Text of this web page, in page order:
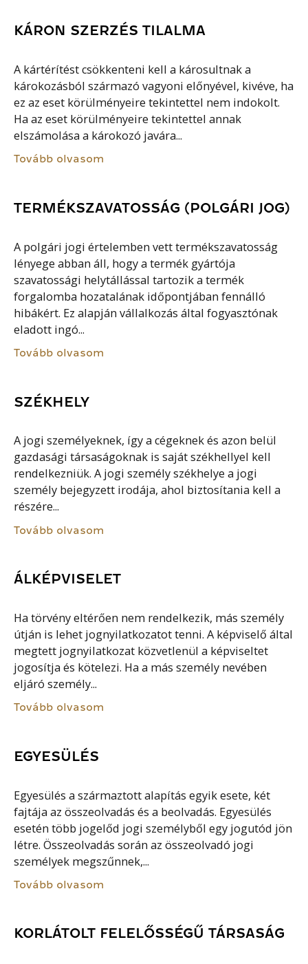
KÁRON SZERZÉS TILALMA
A kártérítést csökkenteni kell a károsultnak a
károkozásból származó vagyoni előnyével, kivéve, ha
ez az eset körülményeire tekintettel nem indokolt.
Ha az eset körülményeire tekintettel annak
elszámolása a károkozó javára...
Tovább olvasom
TERMÉKSZAVATOSSÁG (POLGÁRI JOG)
A polgári jogi értelemben vett termékszavatosság
lényege abban áll, hogy a termék gyártója
szavatossági helytállással tartozik a termék
forgalomba hozatalának időpontjában fennálló
hibákért. Ez alapján vállalkozás által fogyasztónak
eladott ingó...
Tovább olvasom
SZÉKHELY
A jogi személyeknek, így a cégeknek és azon belül
gazdasági társaságoknak is saját székhellyel kell
rendelkezniük. A jogi személy székhelye a jogi
személy bejegyzett irodája, ahol biztosítania kell a
részére...
Tovább olvasom
ÁLKÉPVISELET
Ha törvény eltérően nem rendelkezik, más személy
útján is lehet jognyilatkozatot tenni. A képviselő által
megtett jognyilatkozat közvetlenül a képviseltet
jogosítja és kötelezi. Ha a más személy nevében
eljáró személy...
Tovább olvasom
EGYESÜLÉS
Egyesülés a származtott alapítás egyik esete, két
fajtája az összeolvadás és a beolvadás. Egyesülés
esetén több jogelőd jogi személyből egy jogutód jön
létre. Összeolvadás során az összeolvadó jogi
személyek megszűnnek,...
Tovább olvasom
KORLÁTOLT FELELŐSSÉGŰ TÁRSASÁG